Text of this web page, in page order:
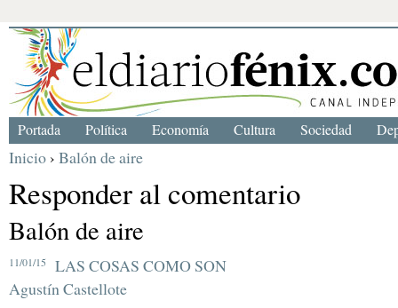
Inicio › Balón de aire
Responder al comentario
Balón de aire
11/01/15
LAS COSAS COMO SON
Agustín Castellote
Portada Política Economía Cultura Sociedad